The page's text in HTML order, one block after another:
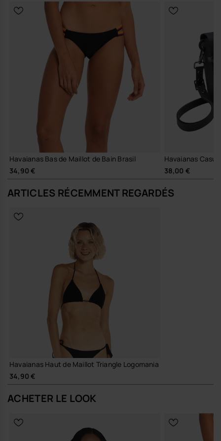
Havaianas Bas de Maillot de Bain Brasil
34,90 €
Havaianas
38,00 €
ARTICLES RÉCEMMENT REGARDÉS
Havaianas Haut de Maillot Triangle Logomania
34,90 €
ACHETER LE LOOK